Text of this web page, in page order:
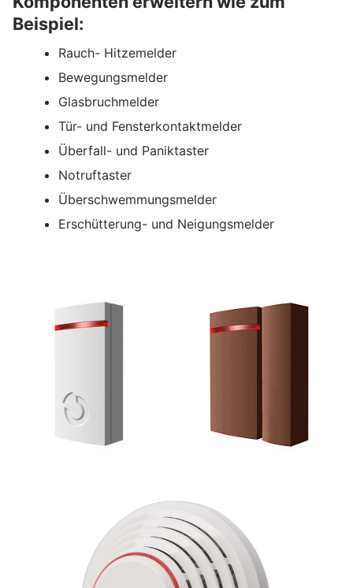
Beispiel:
Rauch- Hitzemelder
Bewegungsmelder
Glasbruchmelder
Tür- und Fensterkontaktmelder
Überfall- und Paniktaster
Notruftaster
Überschwemmungsmelder
Erschütterung- und Neigungsmelder